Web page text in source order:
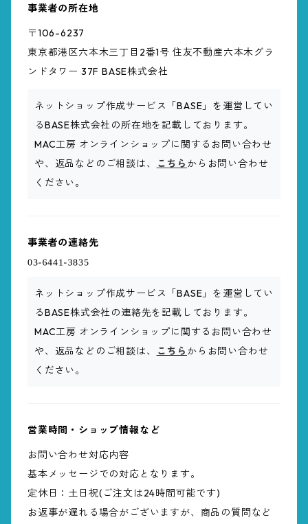
事業者の所在地
〒106-6237
東京都港区六本木三丁目2番1号 住友不動産六本木グラ
ンドタワー 37F BASE株式会社
ネットショップ作成サービス「BASE」を運営してい
るBASE株式会社の所在地を記載しております。
MAC工房 オンラインショップに関するお問い合わせ
や、返品などのご相談は、
こちら からお問い合わせ
ください。
事業者の連絡先
ネットショップ作成サービス「BASE」を運営してい
るBASE株式会社の連絡先を記載しております。
MAC工房 オンラインショップに関するお問い合わせ
や、返品などのご相談は、
こちら からお問い合わせ
ください。
営業時間・ショップ情報など
お問い合わせ対応内容
基本メッセージでの対応となります。
定休日：土日祝(ご注文は24時間可能です)
お返事が遅れる場合がございますが、商品の質問など